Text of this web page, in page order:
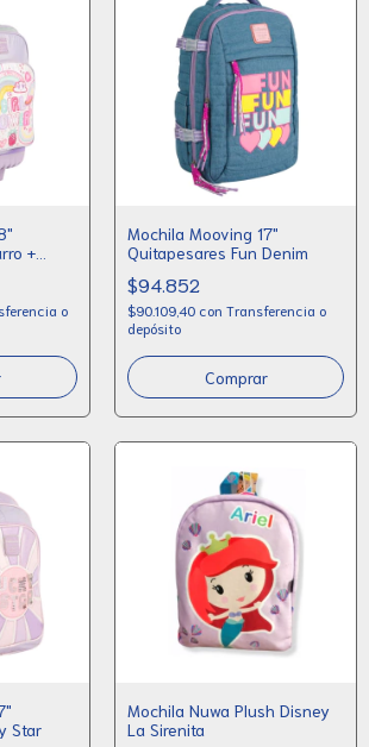
+
o
Mochila Mooving 17"
Quitapesares Fun Denim
$94.852
$90.109,40 con Transferencia o
depósito
Star
Mochila Nuwa Plush Disney
La Sirenita